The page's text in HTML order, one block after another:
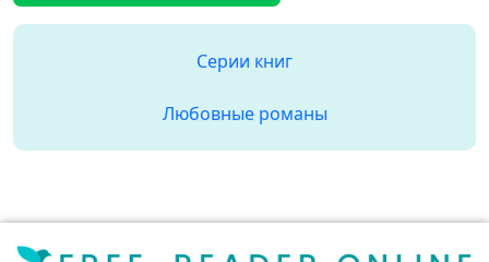
Серии книг
Любовные романы